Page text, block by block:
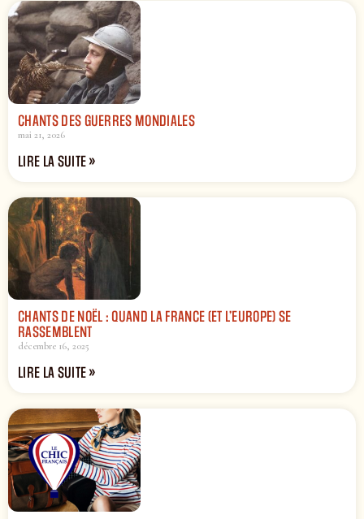
CHANTS DES GUERRES MONDIALES
mai 21, 2026
LIRE LA SUITE »
CHANTS DE NOËL : QUAND LA FRANCE (ET L’EUROPE) SE
RASSEMBLENT
décembre 16, 2025
LIRE LA SUITE »